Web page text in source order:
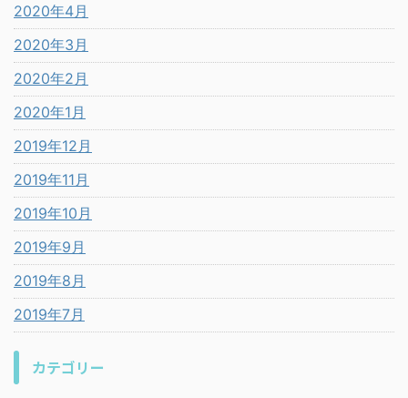
2020年4月
2020年3月
2020年2月
2020年1月
2019年12月
2019年11月
2019年10月
2019年9月
2019年8月
2019年7月
カテゴリー